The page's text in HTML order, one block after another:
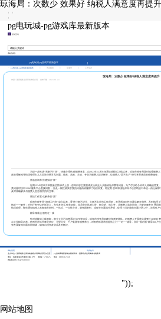
琼海局：次数少 效果好 纳税人满意度再提
| |
|
pg电玩城-pg游戏库最新版本
征纳互动
本站热词：
pg电玩城-pg游戏库最新版本
pg电玩城-pg游戏库最新版本 市县频道 琼海市 工作动态
琼海局：次数少 效果好 纳税人满意度再提升
来源：国家税务总局琼海市税务局 发布日期：2024-01-24
为进一步推进
“无事不打扰”，快速办理纳税缴费事宜，自2023年12月社保系统统模式上线以来，琼海市税务局及时梳理缴费
政策理解难等情况整理出九大类社保费常见问题，精准、高效、主动、专业为缴费人提供解答，让缴费人“足不出户”便可享受优质的税费服务。
筛选咨询单 搭建知识 “库”
近期
12345咨询工单数量呈阶梯式上涨，咨询内容主要围绕灵活就业人员缴纳社保费等问题，为了尽快给予诉求人准确的答
类问题对接市12345服务平台直接回复，涉及一般性政策答复的问题由纳服部门电话回复，特定类咨询和须社保局予以协助的工单统一由社保部
及时准确解决与缴费人息息相关的民生事。
用活工作室 化解矛盾“溜”
琼海市税务局“溜溜工作室”成立以来，秉持小事不进厅、大事不出厅的工作原则，将矛盾倾向性问题化解在 萌芽 。及时梳理
络群一一解答；对到厅有争议的诉求人，充分发挥工作室职能，党员突击队耐心讲、细心听、热心答，让缴费人满意而归；为更好服务冬季回到
情况处理，预先通知纳税人准备相关材料，一站式、一次性办结，避免因资料、流程等问题滋生矛盾，处理了历史遗留问题小区12个，涉及住户
辅导精准达 服务在一线
针对统模式上线初期，部分企业不清楚系统操作等情况，琼海市税务局组建优良师资团队， 对缴费人开展优化调整社会保险
点企业辅导名单，特别关注机关事业单位、大型企业、千户集团等缴费单位，对有特殊需求的提供上门
“一对一”辅导 ，共计 “面对面”辅导860户
突发及疑难问题 未雨绸缪，确保出现突发状况及时解决。
网站管理 | 访问统计 |
主办单位：国家税务总局海南省税务局网站管理办公室
pg游戏库最新版本的版权所有：国家税务总局海南省税务局
地址：海南省海口市龙昆北路10号
邮编：570125
电话：0898-12366
网站标识码：bm29210001
"));
网站地图